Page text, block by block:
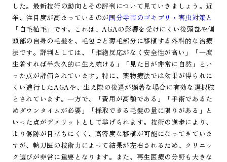
した。最新技術の動向とその評判について見ていきましょう。近
年、注目度が高まっているのが国分寺市のゴキブリ・害虫対策と
「自毛植毛」です。これは、AGAの影響を受けにくい後頭部や側
頭部の自身の毛髪を、毛包ごと薄毛部分に移植する外科的な治療
法です。評判としては、「拒絶反応がなく安全性が高い」「一度
生着すれば半永久的に生え続ける」「見た目が非常に自然」とい
った点が評価されています。特に、薬物療法では効果が得られに
くい進行したAGAや、生え際の後退が顕著な場合に有効な選択肢
とされています。一方で、「費用が高額である」「手術であるた
めダウンタイムが必要」「採取できる毛髪の量に限りがある」と
いった点がデメリットとして挙げられます。技術の進歩により、
より傷跡が目立ちにくく、高密度な移植が可能になってきていま
すが、執刀医の技術力によって結果が左右されるため、クリニッ
ク選びが非常に重要となります。また、再生医療の分野も大きな